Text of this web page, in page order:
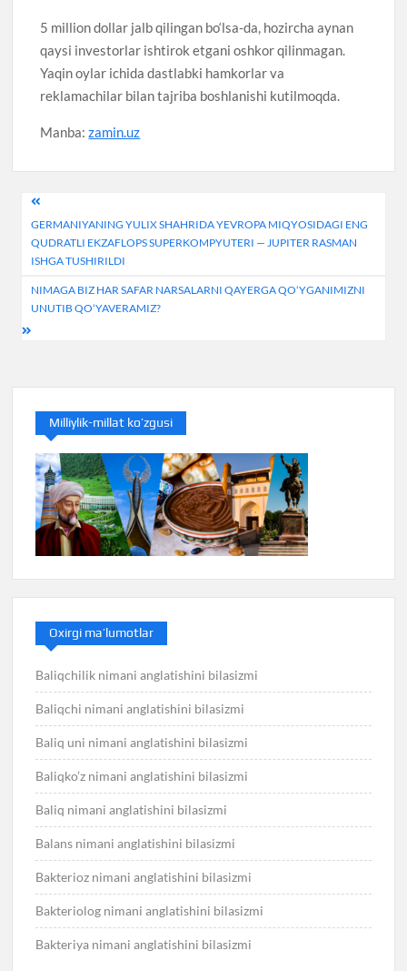
5 million dollar jalb qilingan bo‘lsa-da, hozircha aynan
qaysi investorlar ishtirok etgani oshkor qilinmagan.
Yaqin oylar ichida dastlabki hamkorlar va
reklamachilar bilan tajriba boshlanishi kutilmoqda.
Manba:zamin.uz
Post
menyusi
GERMANIYANING YULIX SHAHRIDA YEVROPA MIQYOSIDAGI ENG
QUDRATLI EKZAFLOPS SUPERKOMPYUTERI — JUPITER RASMAN
ISHGA TUSHIRILDI
NIMAGA BIZ HAR SAFAR NARSALARNI QAYERGA QOʻYGANIMIZNI
UNUTIB QOʻYAVERAMIZ?
Milliylik-millat ko’zgusi
Oxirgi ma’lumotlar
Baliqchilik nimani anglatishini bilasizmi
Baliqchi nimani anglatishini bilasizmi
Baliq uni nimani anglatishini bilasizmi
Baliqko’z nimani anglatishini bilasizmi
Baliq nimani anglatishini bilasizmi
Balans nimani anglatishini bilasizmi
Bakterioz nimani anglatishini bilasizmi
Bakteriolog nimani anglatishini bilasizmi
Bakteriya nimani anglatishini bilasizmi